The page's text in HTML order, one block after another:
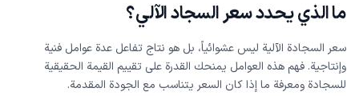
ما الذي يحدد سعر السجاد الآلي؟
سعر السجادة الآلية ليس عشوائياً، بل هو نتاج تفاعل عدة عوامل فنية
وإنتاجية. فهم هذه العوامل يمنحك القدرة على تقييم القيمة الحقيقية
للسجادة ومعرفة ما إذا كان السعر يتناسب مع الجودة المقدمة.